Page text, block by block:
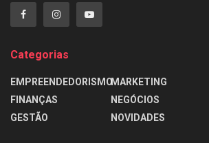
Categorias
EMPREENDEDORISMO
FINANÇAS
GESTÃO
MARKETING
NEGÓCIOS
NOVIDADES